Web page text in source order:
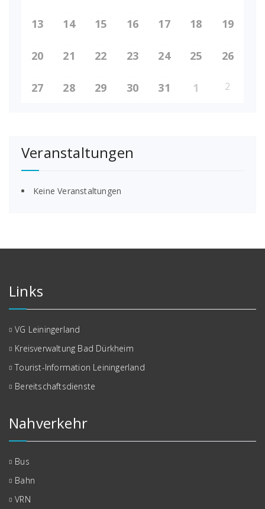
13 14 15 16 17 18 19
20 21 22 23 24 25 26
27 28 29 30 31 1 2
Veranstaltungen
Keine Veranstaltungen
Links
VG Leiningerland
Kreisverwaltung Bad Dürkheim
Tourist-Information Leiningerland
Bereitschaftsdienste
Nahverkehr
Bus
Bahn
VRN